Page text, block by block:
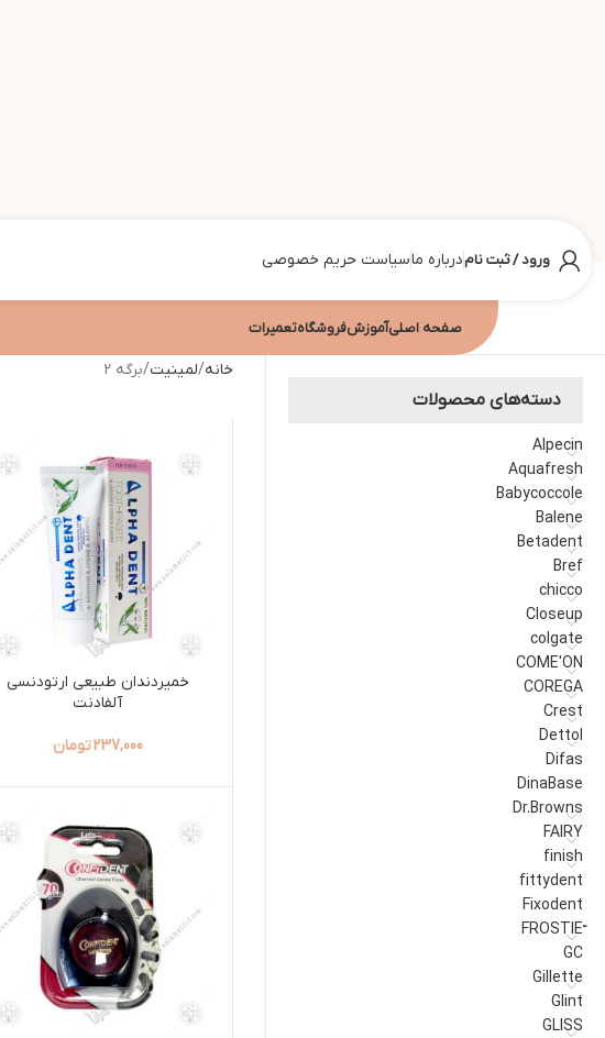
ورود / ثبت نامدرباره ماسیاست حریم خصوصی
صفحه اصلیآموزشفروشگاهتعمیرات
دسته‌های محصولات
Alpecin
Aquafresh
Babycoccole
Balene
Betadent
Bref
chicco
Closeup
colgate
COME'ON
COREGA
Crest
Dettol
Difas
DinaBase
Dr.Browns
FAIRY
finish
fittydent
Fixodent
GC
Gillette
Glint
GLISS
خانه لمینیت برگه 2
خمیردندان طبیعی ارتودنسی
آلفادنت
237,000تومان